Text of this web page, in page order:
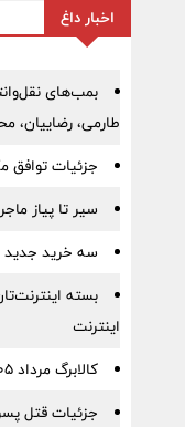
اخبار داغ
بمب‌های
طارمی، رضاییان، محبی و ۱۲
جزئیات توافق
سیر تا پیاز
سه خرید جدید
بسته
اینترنت
کالابرگ مرداد ۱۴۰۵ واریز شد + جدول زمان و مبلغ کالابرگ
جزئیات قتل